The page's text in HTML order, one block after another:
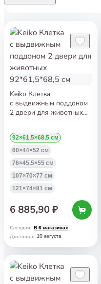
Keiko Клетка
с выдвижным поддоном
2 двери для животных
92×61,5×68,5 см
60×44×52 см
76×45,5×55 см
107×70×77 см
121×74×81 см
6 885,90 ₽
Сегодня: В 6 магазинах
Доставка: 10 августа